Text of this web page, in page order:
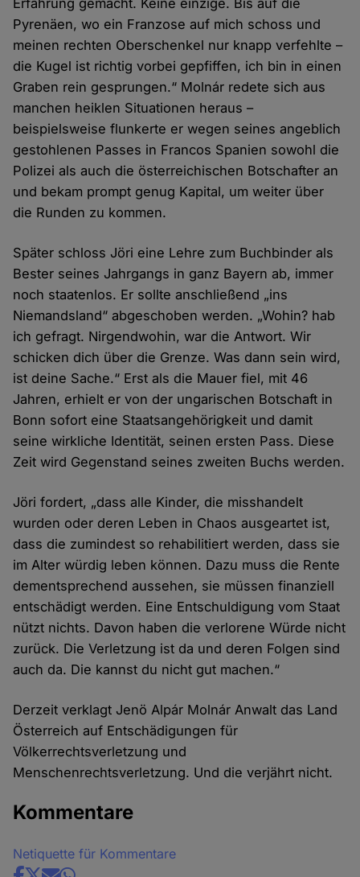
Erfahrung gemacht. Keine einzige. Bis auf die
Pyrenäen, wo ein Franzose auf mich schoss und
meinen rechten Oberschenkel nur knapp verfehlte –
die Kugel ist richtig vorbei gepfiffen, ich bin in einen
Graben rein gesprungen.“ Molnár redete sich aus
manchen heiklen Situationen heraus –
beispielsweise flunkerte er wegen seines angeblich
gestohlenen Passes in Francos Spanien sowohl die
Polizei als auch die österreichischen Botschafter an
und bekam prompt genug Kapital, um weiter über
die Runden zu kommen.
Später schloss Jöri eine Lehre zum Buchbinder als
Bester seines Jahrgangs in ganz Bayern ab, immer
noch staatenlos. Er sollte anschließend „ins
Niemandsland“ abgeschoben werden. „Wohin? hab
ich gefragt. Nirgendwohin, war die Antwort. Wir
schicken dich über die Grenze. Was dann sein wird,
ist deine Sache.“ Erst als die Mauer fiel, mit 46
Jahren, erhielt er von der ungarischen Botschaft in
Bonn sofort eine Staatsangehörigkeit und damit
seine wirkliche Identität, seinen ersten Pass. Diese
Zeit wird Gegenstand seines zweiten Buchs werden.
Jöri fordert, „dass alle Kinder, die misshandelt
wurden oder deren Leben in Chaos ausgeartet ist,
dass die zumindest so rehabilitiert werden, dass sie
im Alter würdig leben können. Dazu muss die Rente
dementsprechend aussehen, sie müssen finanziell
entschädigt werden. Eine Entschuldigung vom Staat
nützt nichts. Davon haben die verlorene Würde nicht
zurück. Die Verletzung ist da und deren Folgen sind
auch da. Die kannst du nicht gut machen.“
Derzeit verklagt Jenö Alpár Molnár Anwalt das Land
Österreich auf Entschädigungen für
Völkerrechtsverletzung und
Menschenrechtsverletzung. Und die verjährt nicht.
Kommentare
Netiquette für Kommentare